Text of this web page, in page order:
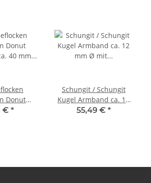
40 mm Ø
€ *
Schungit / Schungit
Kugel Armband ca. 12
mm Ø mit silberner
55,49 € *